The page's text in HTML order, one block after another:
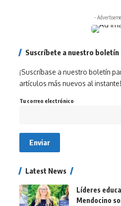
-
Suscríbete a nuestro boletín
¡Suscríbase a nuestro boletín
artículos más nuevos al instante!
Tu correo electrónico
Latest News
Líderes
Mendocino